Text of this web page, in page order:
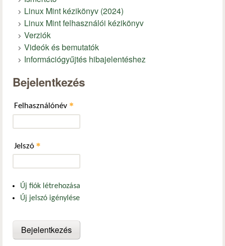
Linux Mint kézikönyv (2024)
Linux Mint felhasználói kézikönyv
Verziók
Videók és bemutatók
Információgyűjtés hibajelentéshez
Bejelentkezés
Felhasználónév *
Jelszó *
Új fiók létrehozása
Új jelszó igénylése